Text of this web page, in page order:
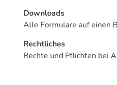
Downloads
Alle Formulare auf einen
Rechtliches
Rechte und Pflichten bei